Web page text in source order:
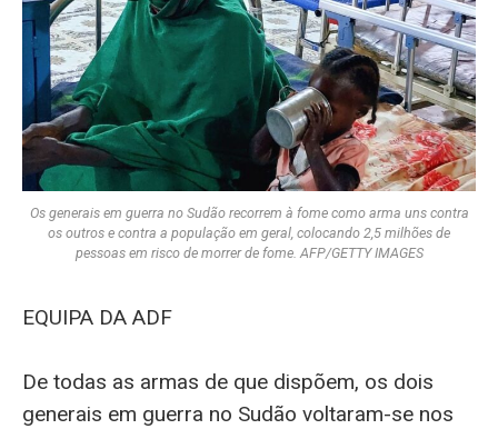
Os generais em guerra no Sudão recorrem à fome como arma uns contra
os outros e contra a população em geral, colocando 2,5 milhões de
pessoas em risco de morrer de fome. AFP/GETTY IMAGES
EQUIPA DA ADF
De todas as armas de que dispõem, os dois
generais em guerra no Sudão voltaram-se nos